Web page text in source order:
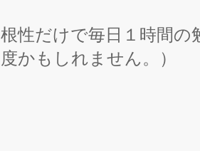
根性だけで毎日１時間
かもしれません。）